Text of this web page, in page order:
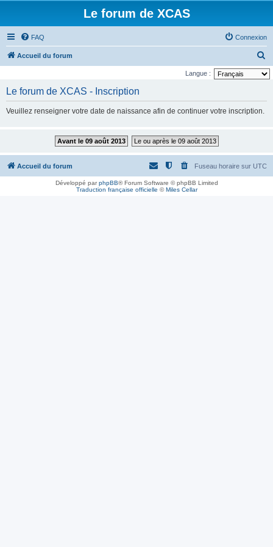
Le forum de XCAS
FAQ Connexion
Accueil du forum
e
h
Langue :
Le forum de XCAS - Inscription
Veuillez renseigner votre date de naissance afin de continuer votre inscription.
Avant le 09 août 2013 Le ou après le 09 août 2013
Accueil du forum Fuseau horaire sur UTC
Développé parphpBB® Forum Software © phpBB Limited
Traduction française officielle ©Miles Cellar